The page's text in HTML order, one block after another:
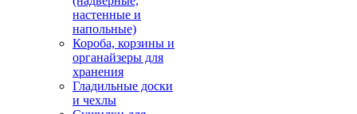
настенные и
напольные)
Короба, корзины и
органайзеры для
хранения
Гладильные доски
и чехлы